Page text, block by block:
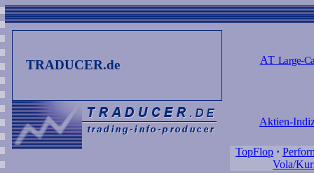
TRADUCER.de AT Large-
Aktien-
TopFlop ·
Vola/